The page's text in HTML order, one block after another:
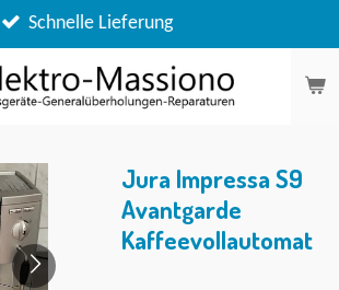
Erstklassiger Service
Jura Impressa S9
Avantgarde
Kaffeevollautomat